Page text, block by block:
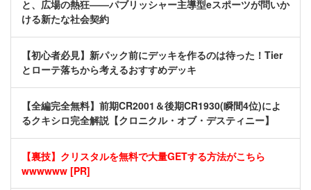
と、広場の熱狂——パブリッシャー主導型eスポーツが問いか
ける新たな社会契約
【初心者必見】新パック前にデッキを作るのは待った！Tier
とローテ落ちから考えるおすすめデッキ
【全編完全無料】前期CR2001＆後期CR1930(瞬間4位)によ
るクキシロ完全解説【クロニクル・オブ・デスティニー】
【裏技】クリスタルを無料で大量GETする方法がこちら
wwwwww [PR]